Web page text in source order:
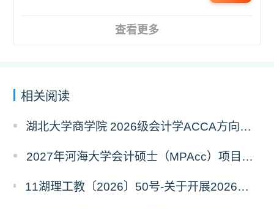
查看更多
相关阅读
湖北大学商学院 2026级会计学ACCA方向班招生简章
2027年河海大学会计硕士（MPAcc）项目简介
11湖理工教〔2026〕50号-关于开展2026年辅修专业与微专业招生工作的通知